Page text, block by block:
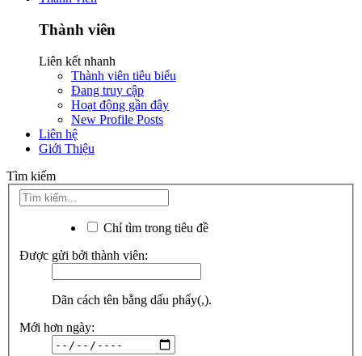
Thành viên
Liên kết nhanh
Thành viên tiêu biểu
Đang truy cập
Hoạt động gần đây
New Profile Posts
Liên hệ
Giới Thiệu
Tìm kiếm
Chỉ tìm trong tiêu đề
Được gửi bởi thành viên:
Dãn cách tên bằng dấu phẩy(,).
Mới hơn ngày: